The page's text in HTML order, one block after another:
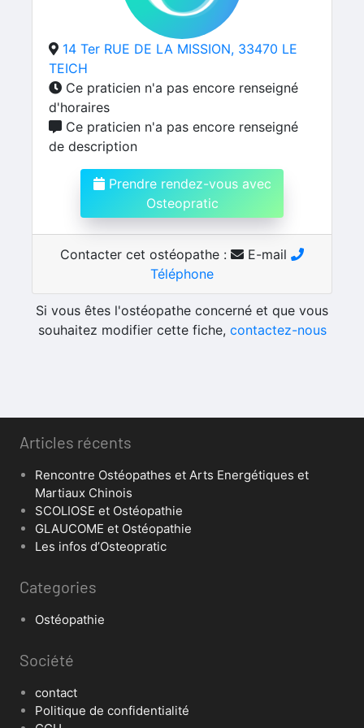
14 Ter RUE DE LA MISSION, 33470 LE
TEICH
Ce praticien n'a pas encore renseigné
d'horaires
Ce praticien n'a pas encore renseigné
de description
Prendre rendez-vous avec
Osteopratic
Contacter cet ostéopathe :
E-mail
Téléphone
Si vous êtes l'ostéopathe concerné et que vous
souhaitez modifier cette fiche, contactez-nous
Articles récents
Rencontre Ostéopathes et Arts Energétiques et
Martiaux Chinois
SCOLIOSE et Ostéopathie
GLAUCOME et Ostéopathie
Les infos d’Osteopratic
Categories
Ostéopathie
Société
contact
Politique de confidentialité